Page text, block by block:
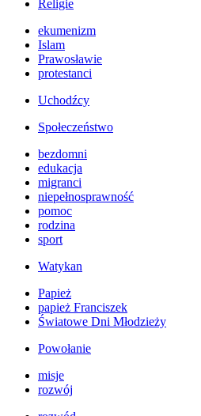
Religie
ekumenizm
Islam
Prawosławie
protestanci
Uchodźcy
Społeczeństwo
bezdomni
edukacja
migranci
niepełnosprawność
pomoc
rodzina
sport
Watykan
Papież
papież Franciszek
Światowe Dni Młodzieży
Powołanie
misje
rozwój